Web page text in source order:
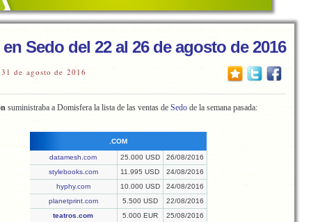
Sedo del 22 al 26 de agosto de 2016
31 de agosto de 2016
suministraba a Domisfera la lista de las ventas de Sedo de la semana pasada:
.COM
datamesh.com 25.000 USD
26/08/2016
stylebooks.com
11.995 USD
24/08/2016
hyphy.com
10.000 USD
24/08/2016
planetprint.com
5.500 USD
22/08/2016
teatros.com
5.000 EUR
25/08/2016